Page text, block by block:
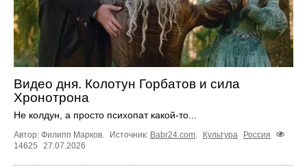
Видео дня. Колотун Горбатов и сила
Хронотрона
Не колдун, а просто психопат какой‑то...
Автор: Филипп Марков. Источник: Babr24.com. Культура
Россия
14625
27.07.2026